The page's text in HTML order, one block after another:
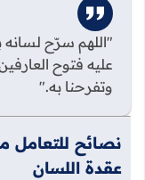
"اللهم سرّح
عليه فتوح
وتفرحنا به."
نصائح للتعامل
عقدة اللسان